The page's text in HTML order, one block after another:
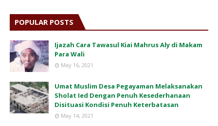
POPULAR POSTS
Ijazah Cara Tawasul Kiai Mahrus Aly di Makam
Para Wali
May 16, 2021
Umat Muslim Desa Pegayaman Melaksanakan
Sholat Ied Dengan Penuh Kesederhanaan
Disituasi Kondisi Penuh Keterbatasan
May 14, 2021